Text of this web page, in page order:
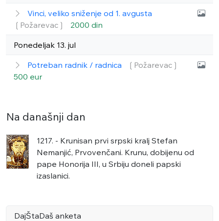
Vinci, veliko sniženje od 1. avgusta
❲Požarevac❳
2000 din
Ponedeljak 13. jul
Potreban radnik / radnica
❲Požarevac❳
500 eur
Na današnji dan
1217. - Krunisan prvi srpski kralj Stefan
Nemanjić, Prvovenčani. Krunu, dobijenu od
pape Honorija III, u Srbiju doneli papski
izaslanici.
DajŠtaDaš anketa